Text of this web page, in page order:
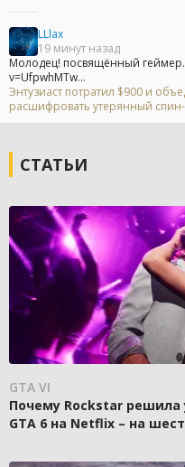
LLlax
19 минут назад
Молодец! посвящённый
v=UfpwhMTw...
Энтузиаст потратил $900 и
расшифровать утерянный
СТАТЬИ
GTA VI
Почему Rockstar решила
GTA 6 на Netflix – на